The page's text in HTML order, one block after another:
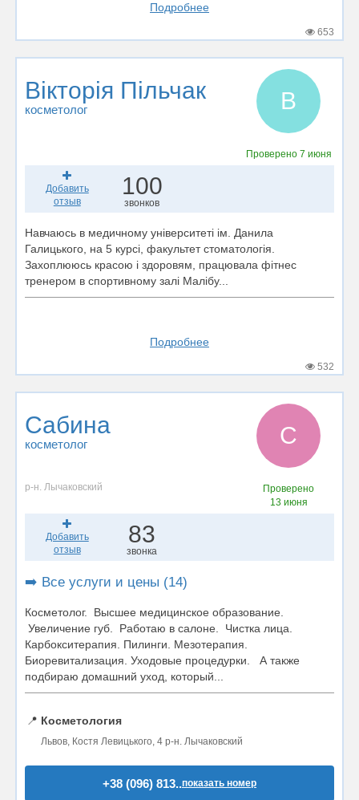
Подробнее
653
Вікторія Пільчак
косметолог В
Проверено 7 июня
Добавить
отзыв
100
звонков
Навчаюсь в медичному університеті ім. Данила
Галицького, на 5 курсі, факультет стоматологія.
Захоплююсь красою і здоровям, працювала фітнес
тренером в спортивному залі Малібу...
Подробнее
532
Сабина
косметолог С
р-н. Лычаковский
Проверено
13 июня
Добавить
отзыв
83
звонка
➡️ Все услуги и цены (14)
Косметолог. Высшее медицинское образование.
Увеличение губ. Работаю в салоне. Чистка лица.
Карбокситерапия. Пилинги. Мезотерапия.
Биоревитализация. Уходовые процедурки. А также
подбираю домашний уход, который...
📍 Косметология
Львов, Костя Левицького, 4 р-н. Лычаковский
+38 (096) 813..показать номер